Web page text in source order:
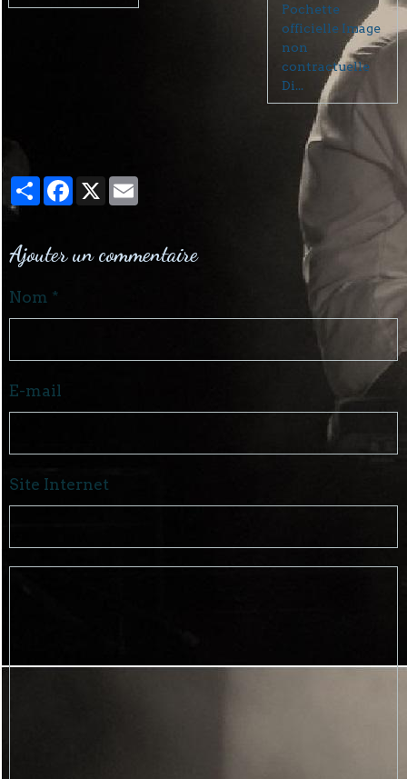
Pochette
officielle Image
non
contractuelle
Di...
PartagerFacebook
X
Ajouter un commentaire
Nom
E-mail
Site Internet